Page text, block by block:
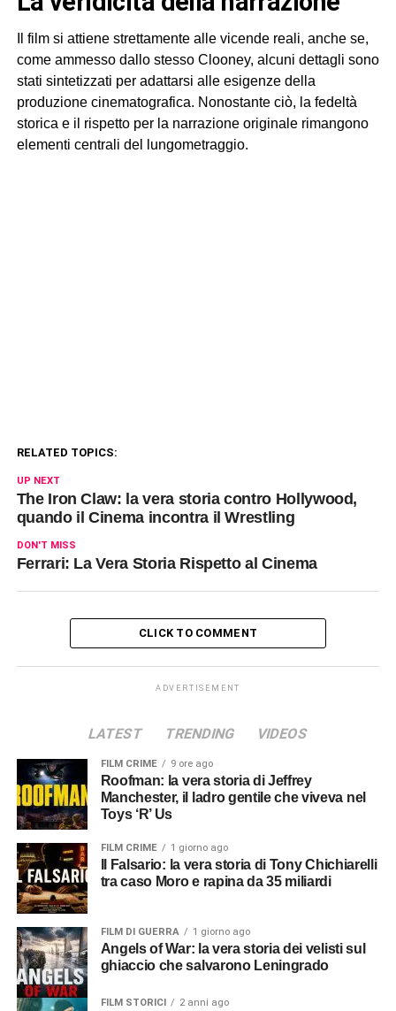
Il film si attiene strettamente alle vicende reali, anche se,
come ammesso dallo stesso Clooney, alcuni dettagli sono
stati sintetizzati per adattarsi alle esigenze della
produzione cinematografica. Nonostante ciò, la fedeltà
storica e il rispetto per la narrazione originale rimangono
elementi centrali del lungometraggio.
RELATED TOPICS:
UP NEXT
The Iron Claw: la vera storia contro Hollywood,
quando il Cinema incontra il Wrestling
DON'T MISS
Ferrari: La Vera Storia Rispetto al Cinema
CLICK TO COMMENT
ADVERTISEMENT
LATEST TRENDING VIDEOS
FILM CRIME 9 ore ago
Roofman: la vera storia di Jeffrey
Manchester, il ladro gentile che viveva nel
Toys ‘R’ Us
FILM CRIME 1 giorno ago
tra caso Moro e rapina da 35 miliardi
FILM DI GUERRA 1 giorno ago
Angels of War: la vera storia dei velisti sul
ghiaccio che salvarono Leningrado
FILM STORICI 2 anni ago